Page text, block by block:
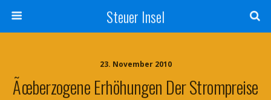
Steuer Insel
23. November 2010
Ãœberzogene Erhöhungen Der Strompreise